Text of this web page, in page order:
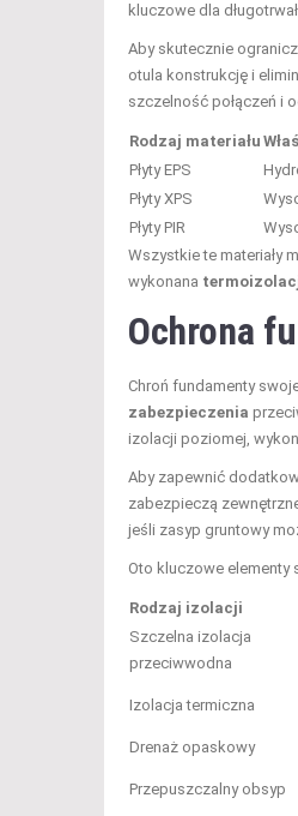
kluczowe dla
Aby skutecznie
otula konstrukcję i
szczelność połączeń i
Rodzaj materiału
Płyty EPS
Płyty XPS
Płyty PIR
Wszystkie te materiały
wykonana
Ochrona
Chroń fundamenty
zabezpieczenia
izolacji poziomej,
Aby zapewnić
zabezpieczą
jeśli zasyp gruntowy
Oto kluczowe
Rodzaj izolacji
Szczelna izolacja
przeciwwodna
Izolacja termiczna
Drenaż opaskowy
Przepuszczalny obsyp